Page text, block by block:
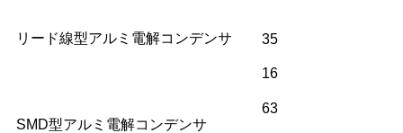
リード線型アルミ電解コンデンサ 35
SMD型アルミ電解コンデンサ
16
63